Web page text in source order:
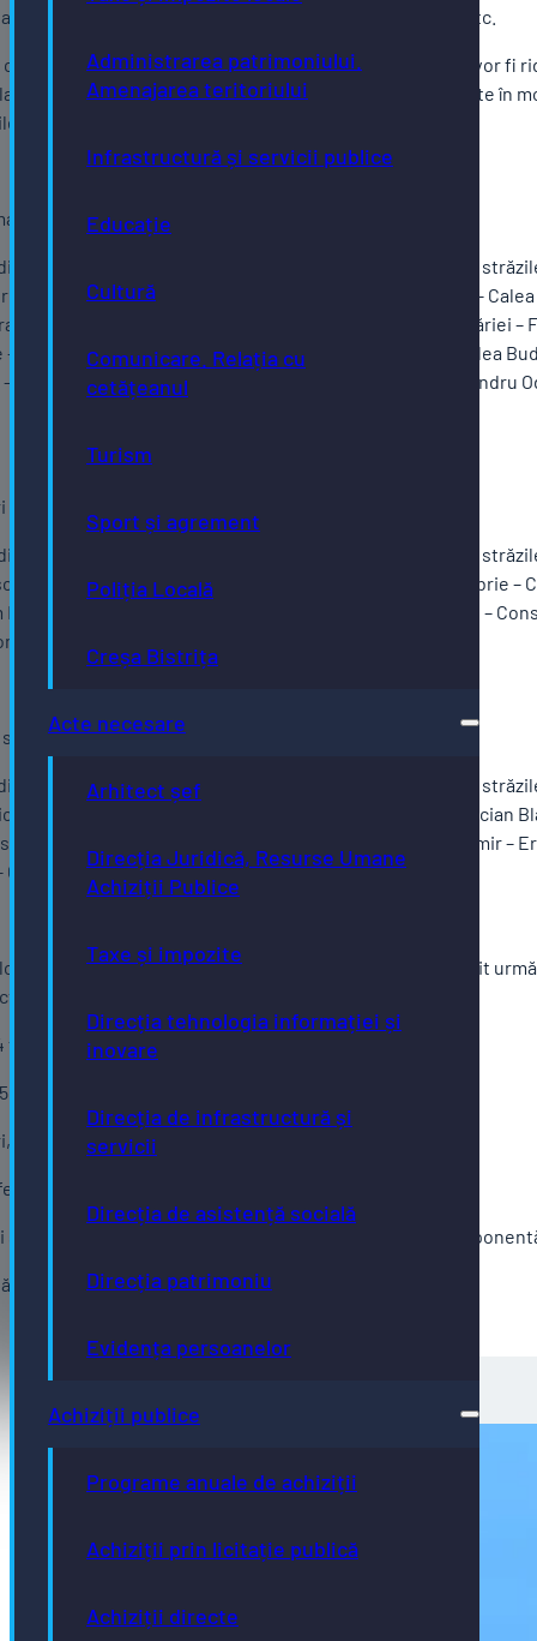
Administrarea patrimoniului.
Amenajarea teritoriului
Infrastructură și servicii publice
Educație
Cultură
Comunicare. Relația cu
cetățeanul
Turism
Sport și agrement
Poliția Locală
Creșa Bistrița
Acte necesare
Arhitect șef
Direcția Juridică, Resurse Umane
Achiziții Publice
Taxe și impozite
Direcția tehnologia informației și
inovare
Direcția de infrastructură și
servicii
Direcția de asistență socială
Direcția patrimoniu
Evidența persoanelor
Achiziții publice
Programe anuale de achiziții
Achiziții prin licitație publică
Achiziții directe
cărucioare de copii, balansoare, mese de masaj, etc.
cetățenilor care locuiesc la bloc, deșeurile voluminoase vor fi
publice din apropiere, acolo unde sunt colectate în
fiind respectat graficul:
24 – 25 februarie 2025
deșeurile voluminoase din perimetrul cuprins între
– Eroilor – Dimitrie Cantemir – Tărpiului – Drumul Cetății –
Calea Clujului – Libertății – Petru Maior – Podul Berăriei –
– Tănase Tudoran – Ion Pop Reteganu – Mihai Viteazu – Valea
Ion Vidu – Codrișor – Podul Budacului – Ion Rațiu – Alexandru
joi, 26 – 27 februarie 2025
deșeurile voluminoase din perimetrul cuprins între
– Gării – B-dul. Republicii – Piața Petru Rareș – 1 Decembrie –
Iancu – Podul Jelnei – Ghinzii – Valea Ghinzii – Valea Jelnei –
Minulescu – Parcului – Ion Rațiu – Alexandru Odobescu;
28 februarie – 01 martie 2025
deșeurile voluminoase din perimetrul cuprins între
– Piața Petru Rareș – 1 Decembrie – Calea Moldovei – Lucian
– Subcetate – Busuiocului – Tărpiului – Dimitrie Cantemir –
Crinilor – Piața Petru Rareș – B-dul Republicii.
componente ale Municipiului Bistrița s-a stabilit
a deșeurilor voluminoase:
februarie 2025 – localitatea componentă Sărata;
februarie 2025 – localitatea componentă Ghinda;
26 februarie 2025 – localitatea componentă Viișoara;
2025 – localitatea componentă Sigmir
sâmbătă, 28 februarie – 01 martie 2025 – localitatea
– 01 martie 2025 – localitatea componentă Slătinița